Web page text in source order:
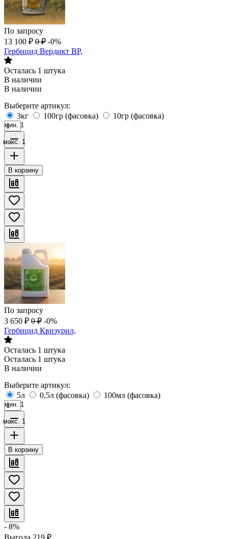
По запросу
13 100 ₽ 0 ₽ -0%
Гербицид Вердикт ВР,
Осталась 1 штука
В наличии
В наличии
Выберите артикул:
3кг
100гр (фасовка) 10гр (фасовка)
мин. 1
макс. 1
В корзину
По запросу
3 650 ₽ 0 ₽ -0%
Гербицид Квизурил,
Осталась 1 штука
Осталась 1 штука
В наличии
Выберите артикул:
5л
0,5л (фасовка) 100мл (фасовка)
мин. 1
макс. 1
В корзину
- 8%
Выгода 219 ₽